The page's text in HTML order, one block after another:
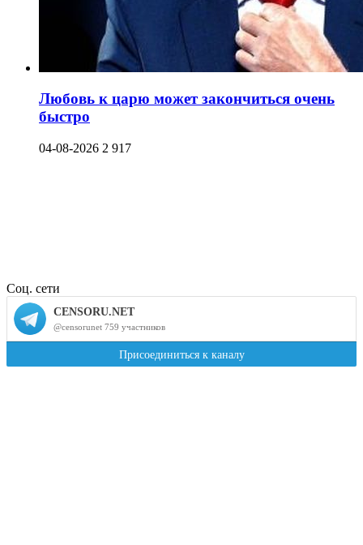
Любовь к царю может закончиться очень
быстро
04-08-2026 2 917
Соц. сети